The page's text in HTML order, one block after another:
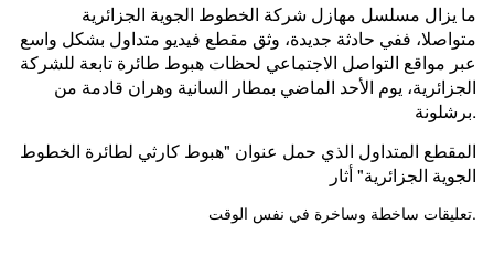
ما يزال مسلسل مهازل شركة الخطوط الجوية الجزائرية
متواصلا، ففي حادثة جديدة، وثق مقطع فيديو متداول بشكل واسع
عبر مواقع التواصل الاجتماعي لحظات هبوط طائرة تابعة للشركة
الجزائرية، يوم الأحد الماضي بمطار السانية وهران قادمة من
برشلونة.
المقطع المتداول الذي حمل عنوان "هبوط كارثي لطائرة الخطوط
الجوية الجزائرية" أثار
تعليقات ساخطة وساخرة في نفس الوقت.